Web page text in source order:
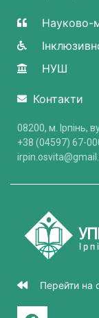
Науково-
НУШ
Контакти
08200, м. Ірпінь,
+38 (04597) 67-
Перейти на